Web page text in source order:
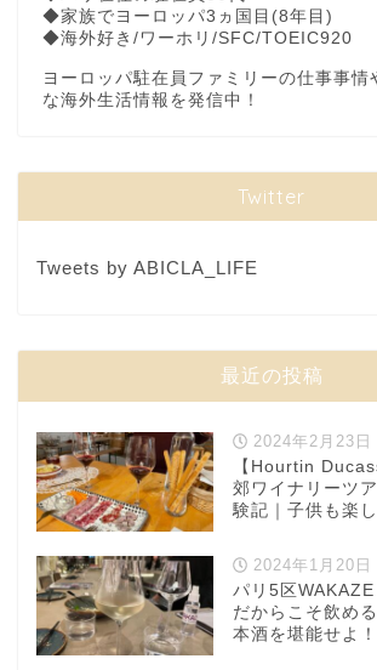
◆家族でヨーロッパ3ヵ国目(8年目)
◆海外好き/ワーホリ/SFC/TOEIC920
ヨーロッパ駐在員ファミリーの仕事事情
な海外生活情報を発信中！
Twitter
Tweets by ABICLA_LIFE
最近の投稿
2024年2月23日
【Hourtin
郊ワイナリーツ
験記｜子供も楽
2024年1月20日
パリ5区
だからこそ飲め
本酒を堪能せよ！